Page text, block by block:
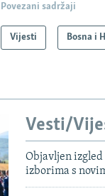
Povezani sadržaji
Vijesti Bosna i
Vesti/
Objavljen
izborima s